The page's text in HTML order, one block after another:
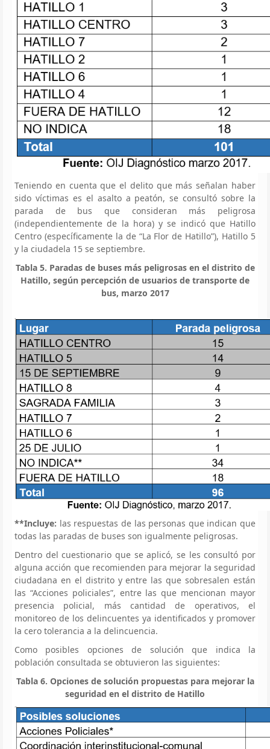
Teniendo en cuenta que el delito que más señalan haber
sido víctimas es el asalto a peatón, se consultó sobre la
parada de bus que consideran más peligrosa
(independientemente de la hora) y se indicó que Hatillo
Centro (específicamente la de “La Flor de Hatillo”), Hatillo 5
y la ciudadela 15 se septiembre.
Tabla 5. Paradas de buses más peligrosas en el distrito de
Hatillo, según percepción de usuarios de transporte de
bus, marzo 2017
**Incluye: las respuestas de las personas que indican que
todas las paradas de buses son igualmente peligrosas.
Dentro del cuestionario que se aplicó, se les consultó por
alguna acción que recomienden para mejorar la seguridad
ciudadana en el distrito y entre las que sobresalen están
las “Acciones policiales”, entre las que mencionan mayor
presencia policial, más cantidad de operativos, el
monitoreo de los delincuentes ya identificados y promover
la cero tolerancia a la delincuencia.
Como posibles opciones de solución que indica la
población consultada se obtuvieron las siguientes:
Tabla 6. Opciones de solución propuestas para mejorar la
seguridad en el distrito de Hatillo